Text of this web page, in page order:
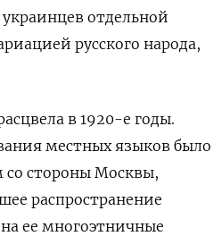
отдельной
русского народа,
в 1920-е годы.
местных языков было
стороны Москвы,
распространение
ее многоэтничные